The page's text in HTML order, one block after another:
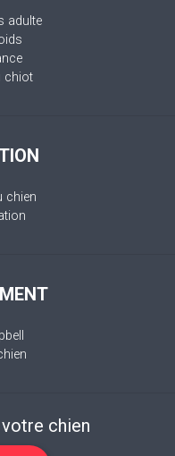
adulte
chiot
chien
chien